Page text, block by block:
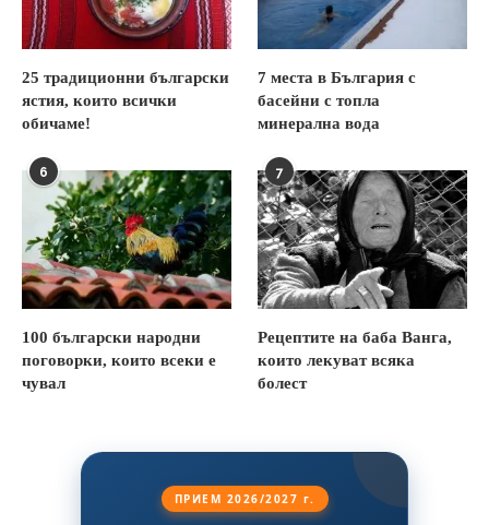
25 традиционни български
ястия, които всички
обичаме!
7 места в България с
басейни с топла
минерална вода
6
100 български народни
поговорки, които всеки е
чувал
7
Рецептите на баба Ванга,
които лекуват всяка
болест
ПРИЕМ 2026/2027 г.